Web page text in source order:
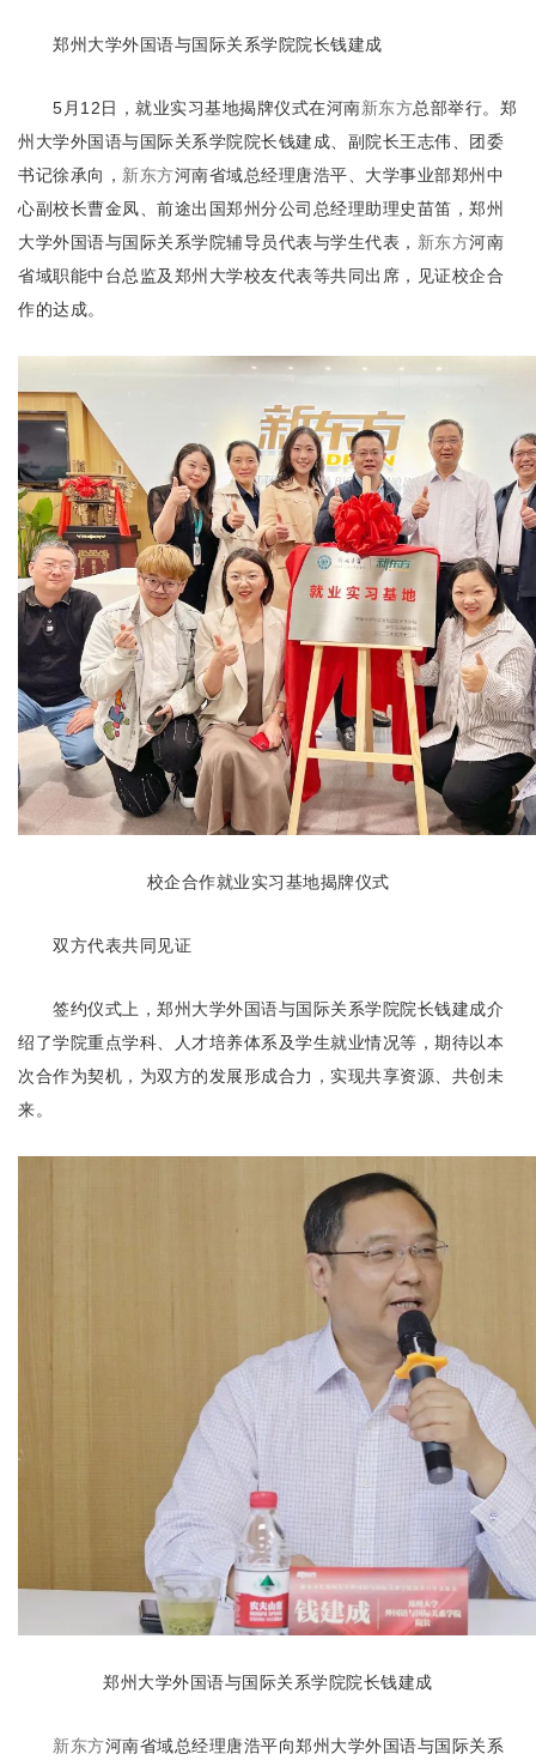
郑州大学外国语与国际关系学院院长钱建成
5月12日，就业实习基地揭牌仪式在河南新东方总部举行。郑
州大学外国语与国际关系学院院长钱建成、副院长王志伟、团委
书记徐承向， 新东方河南省域总经理唐浩平、大学事业部郑州中
心副校长曹金凤、前途出国郑州分公司总经理助理史苗笛，郑州
大学外国语与国际关系学院辅导员代表与学生代表， 新东方河南
省域职能中台总监及郑州大学校友代表等共同出席，见证校企合
作的达成。
校企合作就业实习基地揭牌仪式
双方代表共同见证
签约仪式上，郑州大学外国语与国际关系学院院长钱建成介
绍了学院重点学科、人才培养体系及学生就业情况等，期待以本
次合作为契机，为双方的发展形成合力，实现共享资源、共创未
来。
郑州大学外国语与国际关系学院院长钱建成
新东方河南省域总经理唐浩平向郑州大学外国语与国际关系